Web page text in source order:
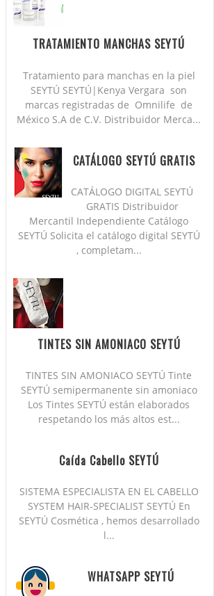
TRATAMIENTO MANCHAS SEYTÚ
Tratamiento para manchas en la piel
SEYTÚ SEYTÚ|Kenya Vergara son
marcas registradas de Omnilife de
México S.A de C.V. Distribuidor Merca...
CATÁLOGO SEYTÚ GRATIS
CATÁLOGO DIGITAL SEYTÚ
GRATIS Distribuidor
Mercantil Independiente Catálogo
SEYTÚ Solicita el catálogo digital SEYTÚ
, completam...
TINTES SIN AMONIACO SEYTÚ
TINTES SIN AMONIACO SEYTÚ Tinte
SEYTÚ semipermanente sin amoniaco
Los Tintes SEYTÚ están elaborados
respetando los más altos est...
Caída Cabello SEYTÚ
SISTEMA ESPECIALISTA EN EL CABELLO
SYSTEM HAIR-SPECIALIST SEYTÚ En
SEYTÚ Cosmética , hemos desarrollado
l...
WHATSAPP SEYTÚ